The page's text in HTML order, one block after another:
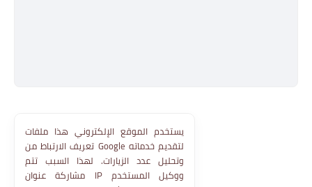
يستخدم الموقع الإلكتروني هذا ملفات
تعريف الارتباط من Google لتقديم خدماته
وتحليل عدد الزيارات. لهذا السبب تتم
مشاركة عنوان IP ووكيل المستخدم